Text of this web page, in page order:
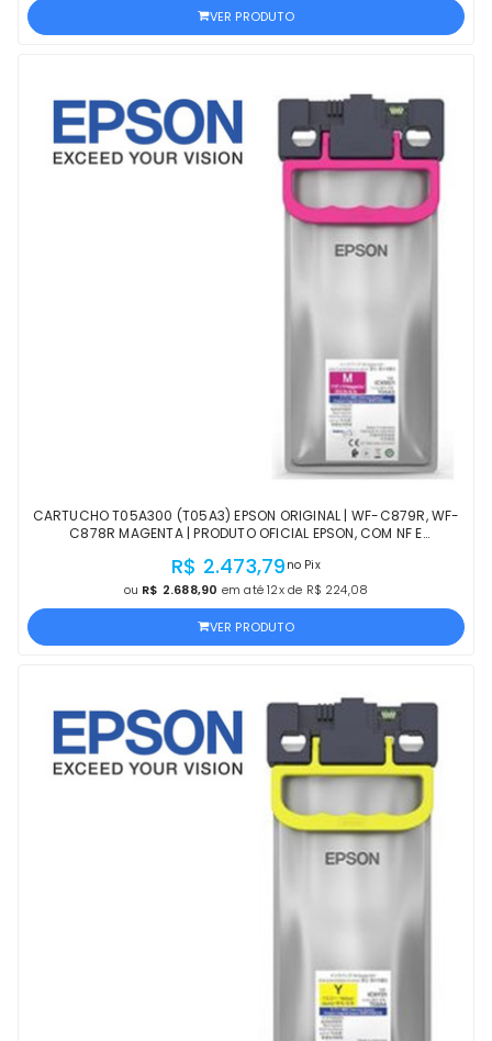
VER PRODUTO
CARTUCHO T05A300 (T05A3) EPSON ORIGINAL | WF-C879R, WF-
C878R MAGENTA | PRODUTO OFICIAL EPSON, COM NF E
R$ 2.473,79 no Pix
ou R$ 2.688,90 em até 12x de R$ 224,08
VER PRODUTO